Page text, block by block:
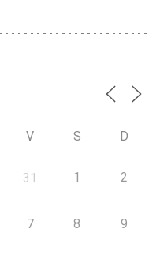
V S D
31 1 2
7 8 9